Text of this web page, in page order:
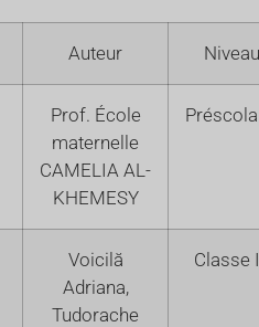
Auteur Niveau
Prof. École
maternelle
CAMELIA AL-
KHEMESY
Voicilă
Adriana,
Tudorache
Classe